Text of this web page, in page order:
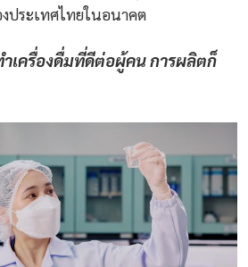
ประเทศไทยในอนาคต
ำเครื่องดื่มที่ดีต่อผู้คน การผลิตก็